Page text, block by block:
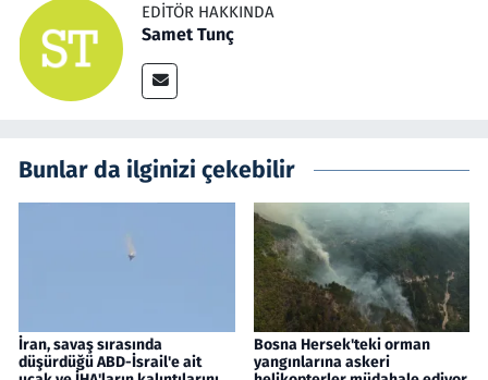
EDITÖR HAKKINDA
Samet Tunç
Bunlar da ilginizi çekebilir
İran, savaş sırasında
düşürdüğü ABD-İsrail'e ait
Bosna Hersek'teki orman
yangınlarına askeri